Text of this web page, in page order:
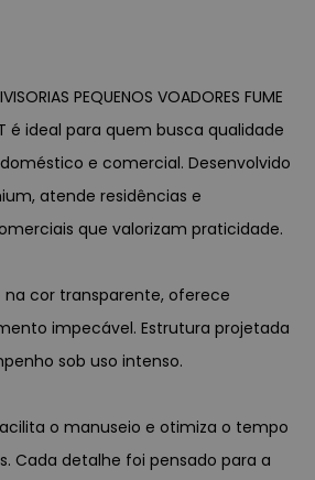
PEQUENOS VOADORES FUME
é ideal para quem busca qualidade
e comercial. Desenvolvido
atende residências e
que valorizam praticidade.
na cor transparente, oferece
impecável. Estrutura projetada
sob uso intenso.
o manuseio e otimiza o tempo
Cada detalhe foi pensado para a